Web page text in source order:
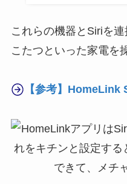
これらの機器とSiriを
こたつといった家電を
【参考】HomeLink